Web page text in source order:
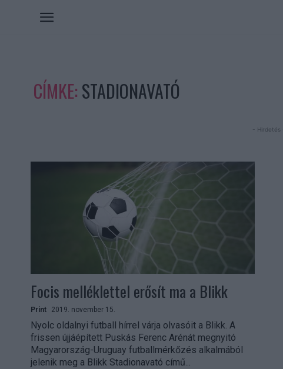
CÍMKE: STADIONAVATÓ
- Hirdetés -
Focis melléklettel erősít ma a Blikk
Print 2019. november 15.
Nyolc oldalnyi futball hírrel várja olvasóit a Blikk. A
frissen újjáépített Puskás Ferenc Arénát megnyitó
Magyarország-Uruguay futballmérkőzés alkalmából
jelenik meg a Blikk Stadionavató című...